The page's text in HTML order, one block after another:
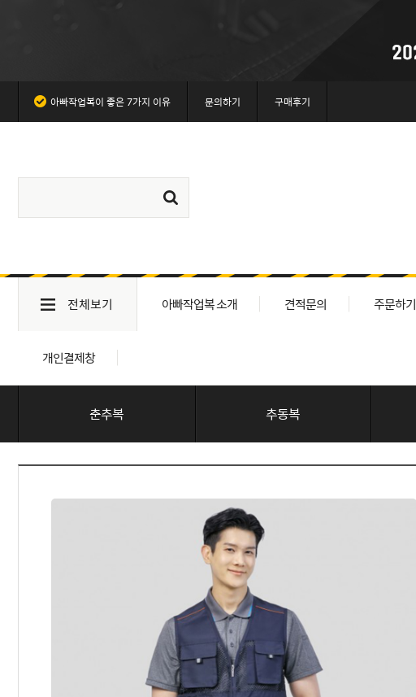
아빠작업복이 좋은 7가지 이유 문의하기 구매후기
전체보기 아빠작업복 소개 견적문의 주문하기
개인결제창
춘추복 추동복